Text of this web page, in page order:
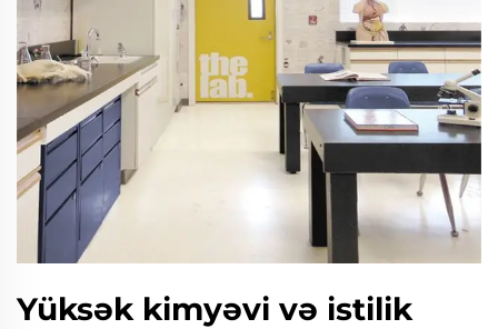
Yüksək kimyəvi və istilik